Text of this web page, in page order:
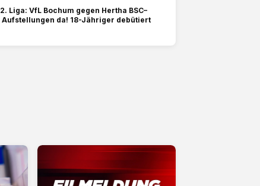
2. Liga: VfL Bochum gegen Hertha BSC–
Aufstellungen da! 18-Jähriger debütiert